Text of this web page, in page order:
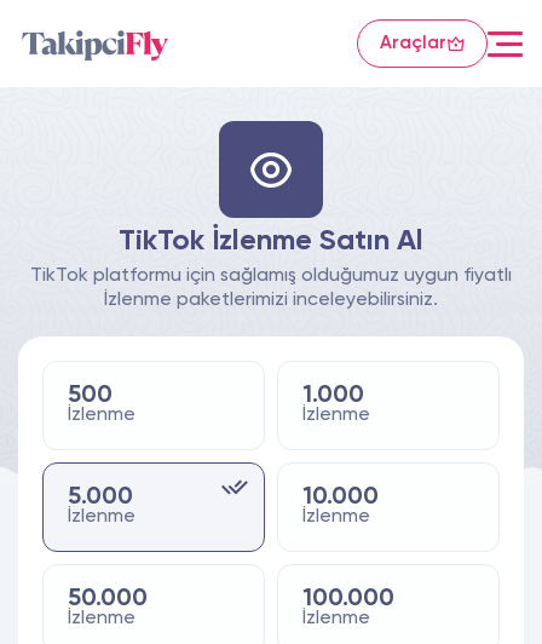
Araçlar
TikTok İzlenme Satın Al
TikTok platformu için sağlamış olduğumuz uygun fiyatlı
İzlenme paketlerimizi inceleyebilirsiniz.
500
İzlenme
1.000
İzlenme
5.000
İzlenme
10.000
İzlenme
50.000
İzlenme
100.000
İzlenme